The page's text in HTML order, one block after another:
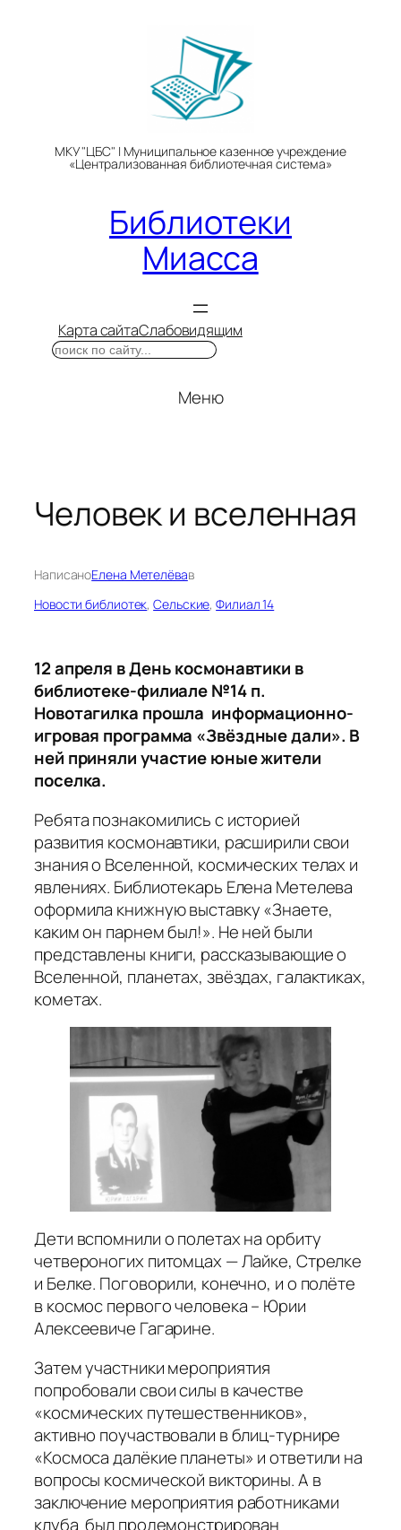
МКУ "ЦБС" | Муниципальное казенное учреждение
«Централизованная библиотечная система»
Библиотеки
Миасса
Карта сайтаСлабовидящим
Поиск
Меню
Человек и вселенная
НаписаноЕлена Метелёвав
Новости библиотек, Сельские, Филиал 14
12 апреля в День космонавтики в
библиотеке-филиале №14 п.
Новотагилка прошла информационно-
игровая программа «Звёздные дали». В
ней приняли участие юные жители
поселка.
Ребята познакомились с историей
развития космонавтики, расширили свои
знания о Вселенной, космических телах и
явлениях. Библиотекарь Елена Метелева
оформила книжную выставку «Знаете,
каким он парнем был!». Не ней были
представлены книги, рассказывающие о
Вселенной, планетах, звёздах, галактиках,
кометах.
Дети вспомнили о полетах на орбиту
четвероногих питомцах — Лайке, Стрелке
и Белке. Поговорили, конечно, и о полёте
в космос первого человека – Юрии
Алексеевиче Гагарине.
Затем участники мероприятия
попробовали свои силы в качестве
«космических путешественников»,
активно поучаствовали в блиц-турнире
«Космоса далёкие планеты» и ответили на
вопросы космической викторины. А в
заключение мероприятия работниками
клуба был продемонстрирован